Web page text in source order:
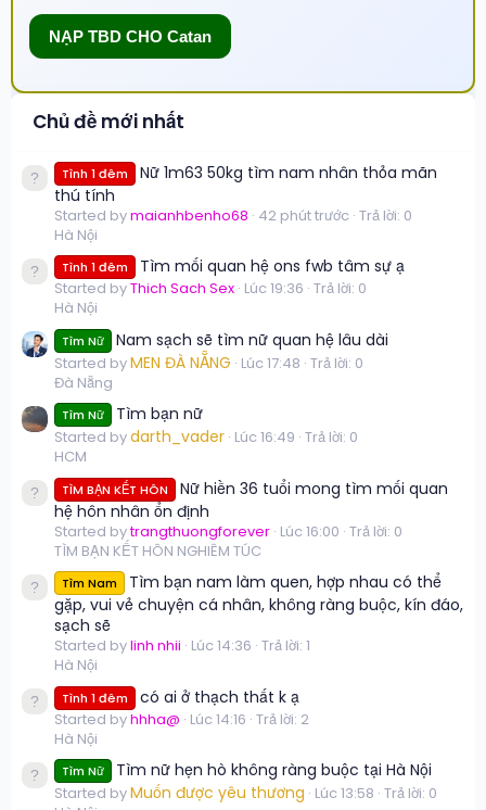
NẠP TBD CHO Catan
Chủ đề mới nhất
Tình 1 đêm
Nữ 1m63 50kg tìm nam nhân thỏa mãn
thú tính
Started bymaianhbenho68 42 phút trước Trả lời: 0
Hà Nội
Tình 1 đêm Tìm mối quan hệ ons fwb tâm sự ạ
Started byThich Sach Sex Lúc 19:36 Trả lời: 0
Hà Nội
Tìm Nữ Nam sạch sẽ tìm nữ quan hệ lâu dài
Started byMEN ĐÀ NẴNG Lúc 17:48 Trả lời: 0
Đà Nẵng
Tìm Nữ Tìm bạn nữ
Started bydarth_vader Lúc 16:49 Trả lời: 0
HCM
TÌM BẠN KẾT HÔN
Nữ hiền 36 tuổi mong tìm mối quan
hệ hôn nhân ổn định
Started bytrangthuongforever Lúc 16:00 Trả lời: 0
TÌM BẠN KẾT HÔN NGHIÊM TÚC
Tìm Nam
Tìm bạn nam làm quen, hợp nhau có thể
gặp, vui vẻ chuyện cá nhân, không ràng buộc, kín đáo,
sạch sẽ
Started bylinh nhii Lúc 14:36 Trả lời: 1
Hà Nội
Tình 1 đêm có ai ở thạch thất k ạ
Started byhhha@ Lúc 14:16 Trả lời: 2
Hà Nội
Tìm Nữ Tìm nữ hẹn hò không ràng buộc tại Hà Nội
Started byMuốn được yêu thương Lúc 13:58 Trả lời: 0